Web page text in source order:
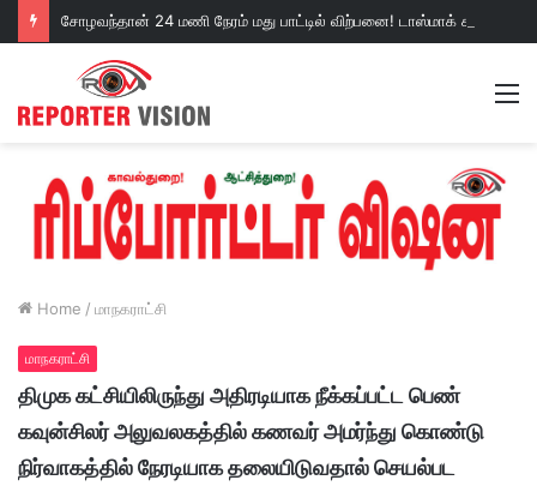
Home / மாநகராட்சி
மாநகராட்சி
திமுக கட்சியிலிருந்து அதிரடியாக நீக்கப்பட்ட பெண்
கவுன்சிலர் அலுவலகத்தில் கணவர் அமர்ந்து கொண்டு
நிர்வாகத்தில் நேரடியாக தலையிடுவதால் செயல்பட